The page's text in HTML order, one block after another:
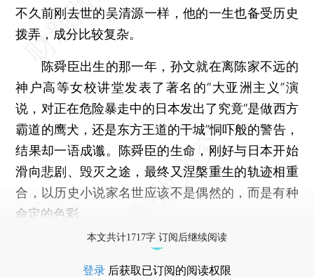
不久前刚去世的吴清源一样，他的一生也备受历史
拨弄，成分比较复杂。
陈舜臣出生的那一年，孙文就在离陈家不远的
神户高等女校讲堂发表了著名的“大亚洲主义”演
说，对正在危险暴走中的日本发出了究竟“是做西方
霸道的鹰犬，还是东方王道的干城”恫吓般的警告，
结果却一语成谶。陈舜臣的生命，刚好与日本开始
滑向悲剧、毁灭之途，最终又涅槃重生的轨迹相重
合，以历史小说家名世应该不是偶然的，而是有种
命定的色彩。
本文共计1717字 订阅后继续阅读
登录 后获取已订阅的阅读权限